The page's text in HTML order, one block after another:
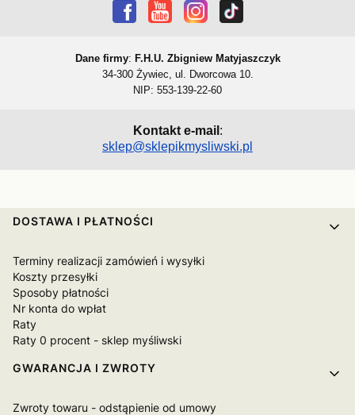
Dane firmy: F.H.U. Zbigniew Matyjaszczyk
34-300 Żywiec, ul. Dworcowa 10.
NIP: 553-139-22-60
Kontakt e-mail :
sklep@sklepikmysliwski.pl
Linki w stopce
DOSTAWA I PŁATNOŚCI
Terminy realizacji zamówień i wysyłki
Koszty przesyłki
Sposoby płatności
Nr konta do wpłat
Raty
Raty 0 procent - sklep myśliwski
GWARANCJA I ZWROTY
Zwroty towaru - odstąpienie od umowy